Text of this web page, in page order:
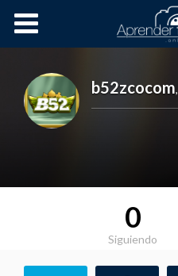
Cursos OnLine
b52zcocom,
0
Siguiendo